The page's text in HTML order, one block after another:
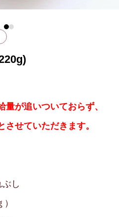
が追いついておらず、
せていただきます。
し